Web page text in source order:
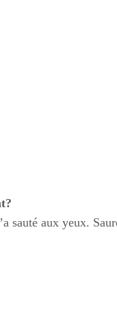
sauté aux yeux.